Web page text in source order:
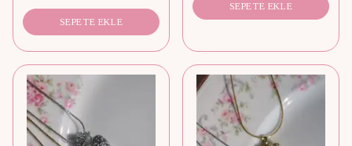
SEPETE EKLE
SEPETE EKLE